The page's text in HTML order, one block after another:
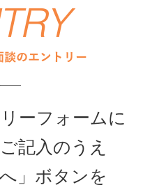
ーフォームに
記入のうえ
」ボタンを